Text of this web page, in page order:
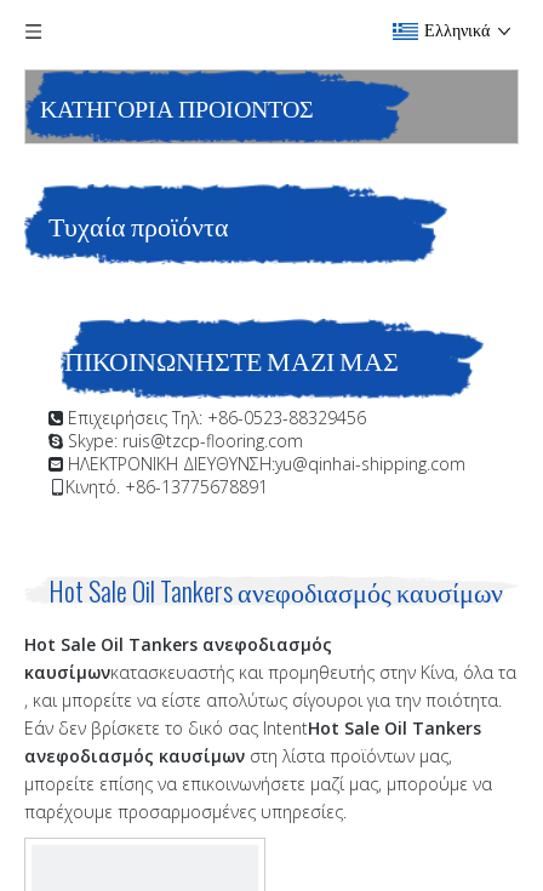
Ελληνικά
ΚΑΤΗΓΟΡΙΑ ΠΡΟΙΟΝΤΟΣ
Τυχαία προϊόντα
ΕΠΙΚΟΙΝΩΝΗΣΤΕ ΜΑΖΙ ΜΑΣ
 Επιχειρήσεις Τηλ: +86-0523-88329456
 Skype: ruis@tzcp-flooring.com
 ΗΛΕΚΤΡΟΝΙΚΗ ΔΙΕΥΘΥΝΣΗ:yu@qinhai-shipping.com
Κινητό. +86-13775678891
Hot Sale Oil Tankers ανεφοδιασμός καυσίμων
Hot Sale Oil Tankers ανεφοδιασμός
καυσίμωνκατασκευαστής και προμηθευτής στην Κίνα, όλα τα
, και μπορείτε να είστε απολύτως σίγουροι για την ποιότητα.
Εάν δεν βρίσκετε το δικό σας IntentHot Sale Oil Tankers
ανεφοδιασμός καυσίμων στη λίστα προϊόντων μας,
μπορείτε επίσης να επικοινωνήσετε μαζί μας, μπορούμε να
παρέχουμε προσαρμοσμένες υπηρεσίες.